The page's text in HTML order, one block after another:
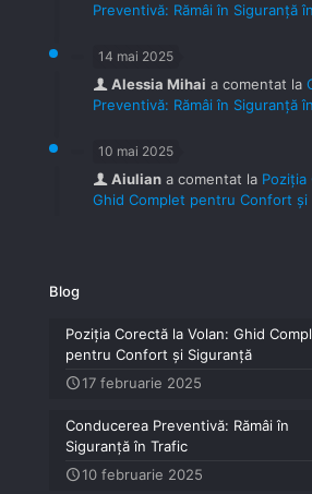
Preventivă: Rămâi în Siguranță
14 mai 2025
Alessia Mihai a comentat la
Preventivă: Rămâi în Siguranță
10 mai 2025
Aiulian a comentat la Poziția
Ghid Complet pentru Confort și
Blog
Poziția Corectă la Volan: Ghid
pentru Confort și Siguranță
17 februarie 2025
Conducerea Preventivă: Rămâi în
Siguranță în Trafic
10 februarie 2025